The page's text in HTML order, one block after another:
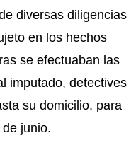
diversas diligencias
en los hechos
se efectuaban las
imputado, detectives
su domicilio, para
junio.